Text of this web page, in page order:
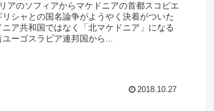
アのソフィアからマケドニアの首都スコピエ
シャとの国名論争がようやく決着がついた
ア共和国ではなく「北マケドニア」になる
ーゴスラビア連邦国から...
2018.10.27